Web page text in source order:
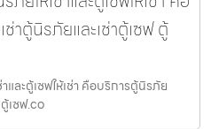
าตู้นิรภัยและเช่าตู้เซฟ ตู้
ละตู้เซฟให้เช่า คือบริการตู้นิรภัย
เซฟ.co